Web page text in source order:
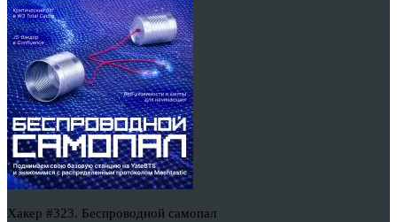
Хакер #323. Беспроводной самопал